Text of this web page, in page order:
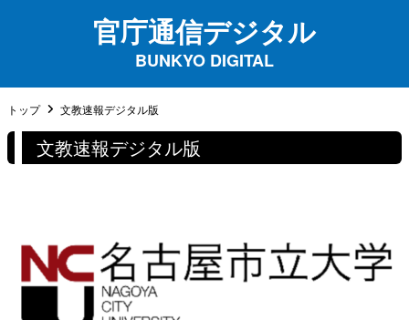
官庁通信デジタル
BUNKYO DIGITAL
トップ 文教速報デジタル版
文教速報デジタル版